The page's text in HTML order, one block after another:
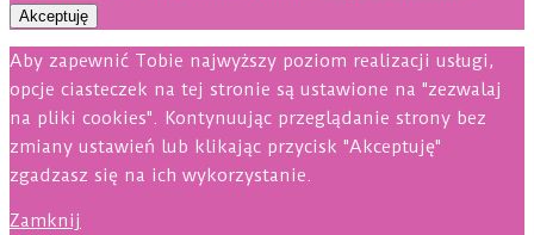
Akceptuję
Aby zapewnić Tobie najwyższy poziom realizacji usługi,
opcje ciasteczek na tej stronie są ustawione na "zezwalaj
na pliki cookies". Kontynuując przeglądanie strony bez
zmiany ustawień lub klikając przycisk "Akceptuję"
zgadzasz się na ich wykorzystanie.
Zamknij